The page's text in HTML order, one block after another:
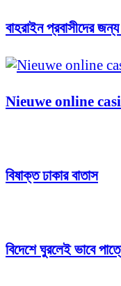
বাহরাইন প্রবাসীদের
Nieuwe online
বিষাক্ত ঢাকার বাতাস
বিদেশে ঘুরলেই ভাবে